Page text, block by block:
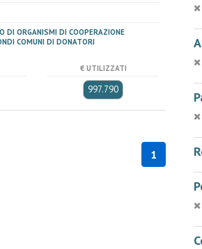
DI ORGANISMI DI COOPERAZIONE
COMUNI DI DONATORI
€ UTILIZZATI
997.790
1